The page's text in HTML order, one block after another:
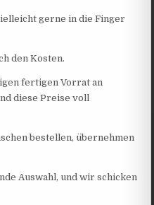
gerne in die Finger
den Kosten.
fertigen Vorrat an
diese Preise voll
bestellen, übernehmen
Auswahl, und wir schicken